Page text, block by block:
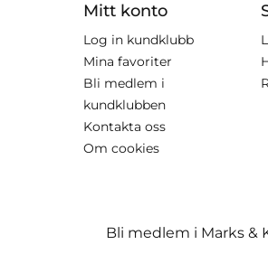
Mitt konto
Log in kundklubb
Mina favoriter
Bli medlem i
kundklubben
Kontakta oss
Om cookies
Bli medlem i Marks